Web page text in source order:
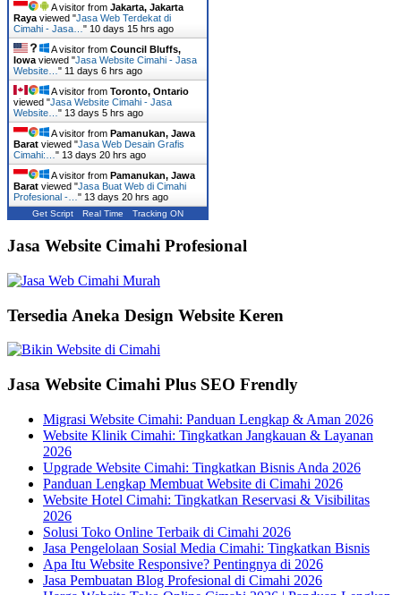
A visitor from Jakarta, Jakarta
Raya viewed "Jasa Web Terdekat di
Cimahi - Jasa… " 10 days 15 hrs ago
A visitor from Council Bluffs,
Iowa viewed "Jasa Website Cimahi - Jasa
Website… " 11 days 6 hrs ago
A visitor from Toronto, Ontario
viewed "Jasa Website Cimahi - Jasa
Website… " 13 days 5 hrs ago
A visitor from Pamanukan, Jawa
Barat viewed "Jasa Web Desain Grafis
Cimahi:… " 13 days 20 hrs ago
A visitor from Pamanukan, Jawa
Barat viewed "Jasa Buat Web di Cimahi
Profesional -… " 13 days 20 hrs ago
Get Script Real Time Tracking ON
Jasa Website Cimahi Profesional
Tersedia Aneka Design Website Keren
Jasa Website Cimahi Plus SEO Frendly
Migrasi Website Cimahi: Panduan Lengkap & Aman 2026
Website Klinik Cimahi: Tingkatkan Jangkauan & Layanan
2026
Upgrade Website Cimahi: Tingkatkan Bisnis Anda 2026
Panduan Lengkap Membuat Website di Cimahi 2026
Website Hotel Cimahi: Tingkatkan Reservasi & Visibilitas
2026
Solusi Toko Online Terbaik di Cimahi 2026
Jasa Pengelolaan Sosial Media Cimahi: Tingkatkan Bisnis
Apa Itu Website Responsive? Pentingnya di 2026
Jasa Pembuatan Blog Profesional di Cimahi 2026